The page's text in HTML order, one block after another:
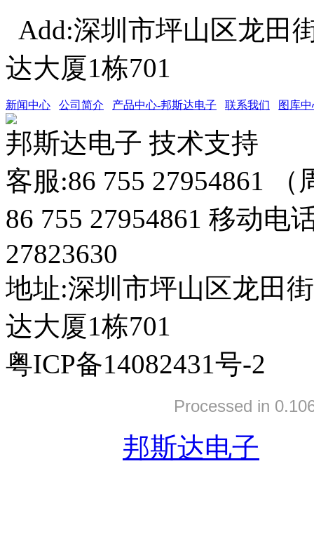
Add:深圳市坪山区龙田
达大厦1栋701
新闻中心 公司简介 产品中心-邦斯达电子 联系我们 图库
邦斯达电子 技术支持
客服:86 755 27954861
86 755 27954861 移动电
27823630
地址:深圳市坪山区龙田
达大厦1栋701
粤ICP备14082431号-2
Processed in
邦斯达电子